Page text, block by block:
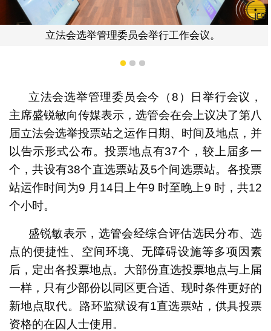
立法会选举管理委员会举行工作会议。
1 2 3
立法会选举管理委员会今（8）日举行会议，
主席盛锐敏向传媒表示，选管会在会上议决了第八
届立法会选举投票站之运作日期、时间及地点，并
以告示形式公布。投票地点有37个，较上届多一
个，共设有38个直选票站及5个间选票站。各投票
站运作时间为9 月14日上午9 时至晚上9 时，共12
个小时。
盛锐敏表示，选管会经综合评估选民分布、选
点的便捷性、空间环境、无障碍设施等多项因素
后，定出各投票地点。大部份直选投票地点与上届
一样，只有少部份以同区更合适、现时条件更好的
新地点取代。路环监狱设有1直选票站，供具投票
资格的在囚人士使用。